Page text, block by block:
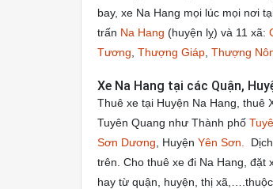
bay, xe Na Hang mọi lúc mọi nơi
trấn Na Hang (huyện lỵ) và 11 xã:
Tương Thượng Giáp Thượng
Xe Na Hang tại các Quận,
Thuê xe tại Huyện Na Hang, thuê
Tuyên Quang như Thành phố
Sơn Dương , Huyện Yên Sơn.
trên. Cho thuê xe đi Na Hang, đặt
hay từ quận, huyện, thị